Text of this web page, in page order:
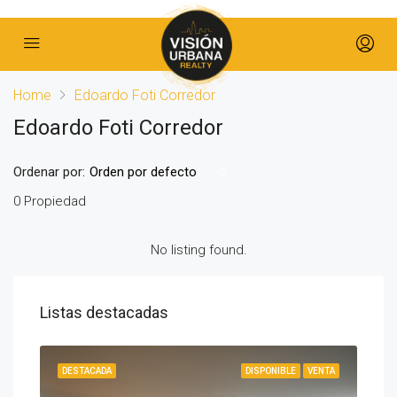
Home Edoardo Foti Corredor
Edoardo Foti Corredor
0 Propiedad
Ordenar por: Orden por defecto
No listing found.
Listas destacadas
DISPONIBLE VENTA
DESTACADA